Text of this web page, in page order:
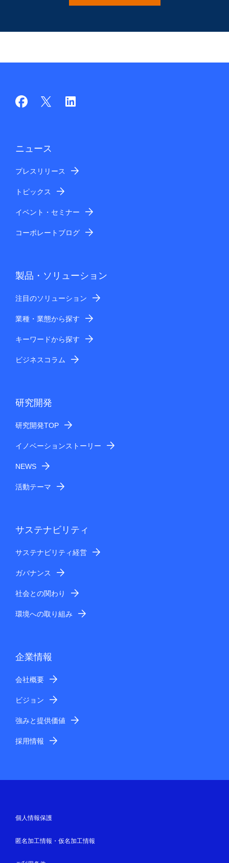
ニュース
プレスリリース
トピックス
イベント・セミナー
コーポレートブログ
製品・ソリューション
注目のソリューション
業種・業態から探す
キーワードから探す
ビジネスコラム
研究開発
研究開発TOP
イノベーションストーリー
NEWS
活動テーマ
サステナビリティ
サステナビリティ経営
ガバナンス
社会との関わり
環境への取り組み
企業情報
会社概要
ビジョン
強みと提供価値
採用情報
個人情報保護
匿名加工情報・仮名加工情報